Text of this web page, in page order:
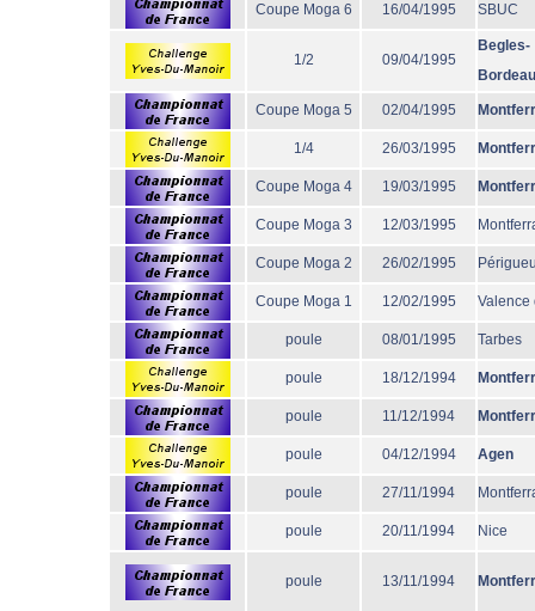
Coupe Moga 6 16/04/1995 SBUC
1/2 09/04/1995
Begles-
Coupe Moga 5 02/04/1995
1/4 26/03/1995
Coupe Moga 4 19/03/1995
Coupe Moga 3 12/03/1995
Coupe Moga 2 26/02/1995
Coupe Moga 1 12/02/1995 Valence
poule 08/01/1995 Tarbes
poule 18/12/1994
poule 11/12/1994
poule 04/12/1994 Agen
poule 27/11/1994
poule 20/11/1994 Nice
poule 13/11/1994